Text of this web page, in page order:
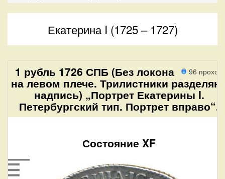
Екатерина I (1725 – 1727)
96
1 рубль 1726 СПБ (Без локона
на левом плече. Трилистники
надпись) „Портрет Екатерины I.
Петербургский тип. Портрет вправо“.
Состояние XF